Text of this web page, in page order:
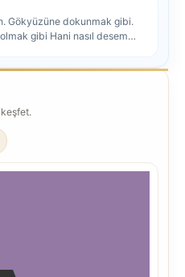
Gökyüzüne dokunmak gibi.
gibi Hani nasıl desem